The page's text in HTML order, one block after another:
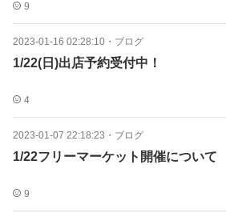
9
2023-01-16 02:28:10 ・ ブログ
1/22(日)出店予約受付中！
4
2023-01-07 22:18:23 ・ ブログ
1/22フリーマーケット開催について
9